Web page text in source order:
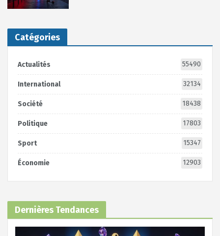
Catégories
Actualités 55490
International 32134
Société 18438
Politique 17803
Sport 15347
Économie 12903
Dernières Tendances